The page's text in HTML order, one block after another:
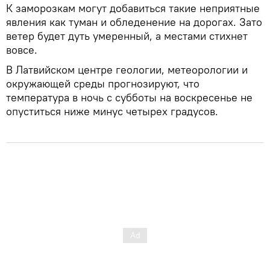
К заморозкам могут добавиться такие неприятные
явления как туман и обледенение на дорогах. Зато
ветер будет дуть умеренный, а местами стихнет
вовсе.
​В Латвийском центре геологии, метеорологии и
окружающей среды прогнозируют, что
температура в ночь с субботы на воскресенье не
опуститься ниже минус четырех градусов.